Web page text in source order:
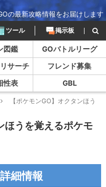
の最新攻略情報をお届けします
ツール 掲示板
図鑑
GOバトルリーグ
サーチ
フレンド募集
性表 GBL
【ポケモンGO】オクタンほう
ほうを覚えるポケモ
細情報